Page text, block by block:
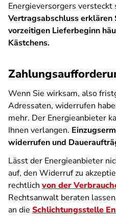
Energieversorgers versteckt
Vertragsabschluss erklären
vorzeitigen Lieferbeginn
Kästchens.
Wenn Sie wirksam, also
Adressaten, widerrufen
mehr. Der Energieanbieter
Ihnen verlangen.
widerrufen und
Lässt der Energieanbieter
auf, den Widerruf zu
rechtlich von der
Rechtsanwalt beraten
an die Schlichtungsstelle